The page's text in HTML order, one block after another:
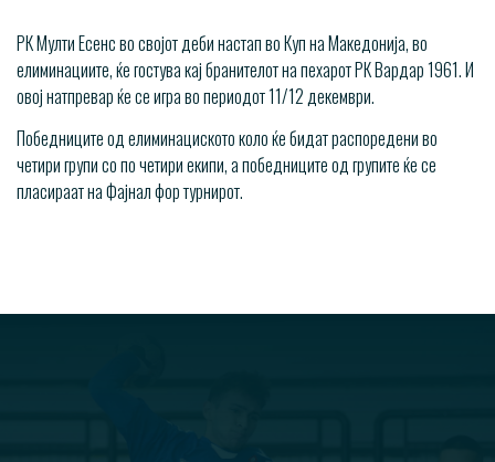
РК Мулти Есенс во својот деби настап во Куп на Македонија, во
елиминациите, ќе гостува кај бранителот на пехарот РК Вардар 1961. И
овој натпревар ќе се игра во периодот 11/12 декември.
Победниците од елиминациското коло ќе бидат распоредени во
четири групи со по четири екипи, а победниците од групите ќе се
пласираат на Фајнал фор турнирот.